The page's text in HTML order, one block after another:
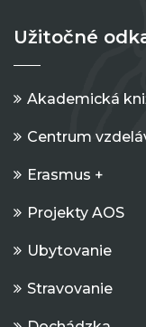
Užitočné
Akademická
Centrum
Erasmus +
Projekty AOS
Ubytovanie
Stravovanie